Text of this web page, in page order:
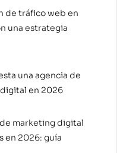
de tráfico web en
una estrategia
una agencia de
en 2026
marketing digital
en 2026: guía